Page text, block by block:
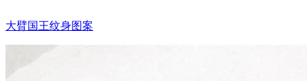
大臂国王纹身图案